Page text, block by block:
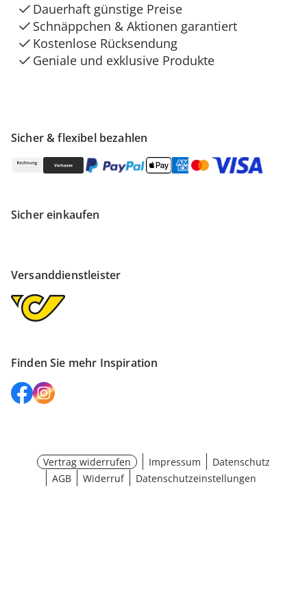
Sicher & flexibel bezahlen
Sicher einkaufen
Versanddienstleister
Finden Sie mehr Inspiration
Dauerhaft günstige Preise
Schnäppchen & Aktionen garantiert
Kostenlose Rücksendung
Geniale und exklusive Produkte
Vertrag widerrufen Impressum
Datenschutz
AGB
Widerruf Datenschutzeinstellungen